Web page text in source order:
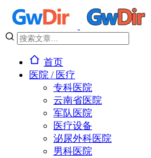
首页
医院 / 医疗
专科医院
云南省医院
军队医院
医疗设备
泌尿外科医院
男科医院